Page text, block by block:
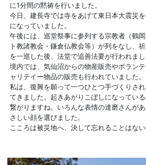
に1分間の黙祷を行いました。
今日、建長寺では寺をあげて東日本大震災
になっていました。
午後には、巡堂祭事に参列する宗教者（鶴
ト教諸教会・鎌倉仏教会等）が列をなし、
を一巡した後、法堂で追善法要が行われまし
境内では、気仙沼からの物産販売やボラン
ャリテイー物品の販売も行われていました。
私は、復興を願って一つひとつ手づくりさ
てきました。起きあがりこぼしになってい
繋がりますね。いろんな表情の達磨さんが
さしい顔を選びました。
こころは被災地へ、決して忘れることはない